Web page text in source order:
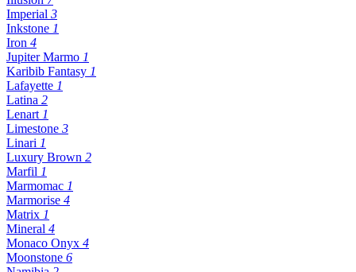
Imperial 3
Inkstone 1
Iron 4
Jupiter Marmo 1
Karibib Fantasy 1
Lafayette 1
Latina 2
Lenart 1
Limestone 3
Linari 1
Luxury Brown 2
Marfil 1
Marmomac 1
Marmorise 4
Matrix 1
Mineral 4
Monaco Onyx 4
Moonstone 6